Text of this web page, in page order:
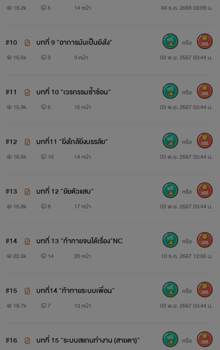
18.2k 5 14 หน้า 04 ธ.ค. 2568 03:09 น.
#10 บทที่ 9 "อาการมันเป็นยังไง"
16.6k 9 9 หน้า 03 พ.ย. 2567 03:44 น.
หรือ 300
#11 บทที่ 10 "เวรกรรมซ้ำซ้อน"
15.9k 6 15 หน้า 03 พ.ย. 2567 03:44 น.
หรือ 300
#12 บทที่11 "ยิ่งใกล้ยิ่งบรรลัย"
16.5k 10 14 หน้า 03 พ.ย. 2567 03:44 น.
หรือ 300
#13 บทที่ 12 "ยัยตัวแสบ"
16.8k 8 17 หน้า 03 พ.ย. 2567 03:44 น.
หรือ 300
#14 บทที่ 13 "ท้าทายจนได้เรื่อง"NC
22.3k 14 20 หน้า 10 ธ.ค. 2567 12:56 น.
หรือ 300
#15 บทที่14 "ท้าทายระบบเพื่อน"
18.7k 7 13 หน้า 03 พ.ย. 2567 03:44 น.
หรือ 300
#16 บทที่ 15 "ระบบสแกนทำงาน (สายตา)" หรือ 300